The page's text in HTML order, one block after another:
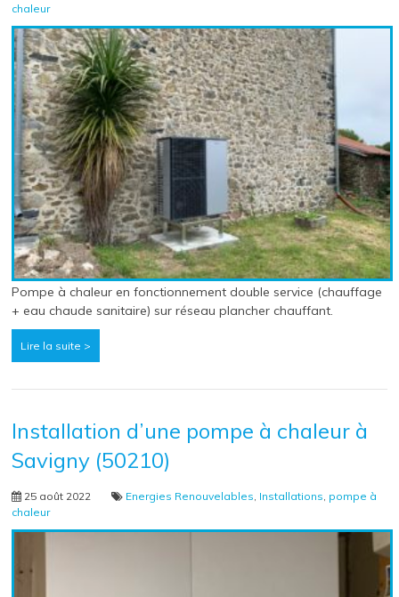
chaleur
Pompe à chaleur en fonctionnement double service (chauffage
+ eau chaude sanitaire) sur réseau plancher chauffant.
Lire la suite >
Installation d’une pompe à chaleur à
Savigny (50210)
25 août 2022 Energies Renouvelables Installations pompe à
chaleur